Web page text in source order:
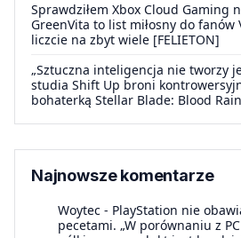
Sprawdziłem Xbox Cloud Gaming
GreenVita to list miłosny do
liczcie na zbyt wiele [FELIETON]
„Sztuczna inteligencja nie tworzy
studia Shift Up broni
bohaterką Stellar Blade: Blood Rain
Najnowsze komentarze
Woytec - PlayStation nie
pecetami. „W porównaniu z